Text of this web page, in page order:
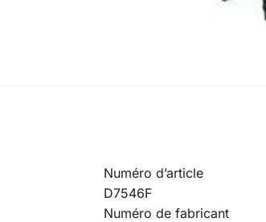
Numéro d’article
D7546F
Numéro de fabricant